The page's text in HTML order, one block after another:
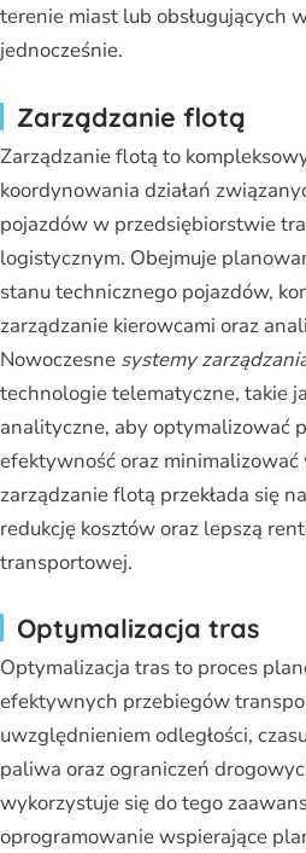
terenie miast lub obsługujących
jednocześnie.
Zarządzanie flotą
Zarządzanie flotą to
koordynowania działań
pojazdów w przedsiębiorstwie
logistycznym. Obejmuje
stanu technicznego pojazdów,
zarządzanie kierowcami oraz
Nowoczesne systemy
technologie telematyczne, takie
analityczne, aby optymalizować
efektywność oraz
zarządzanie flotą przekłada się
redukcję kosztów oraz lepszą
transportowej.
Optymalizacja tras
Optymalizacja tras to proces
efektywnych przebiegów
uwzględnieniem odległości,
paliwa oraz ograniczeń
wykorzystuje się do tego
oprogramowanie wspierające